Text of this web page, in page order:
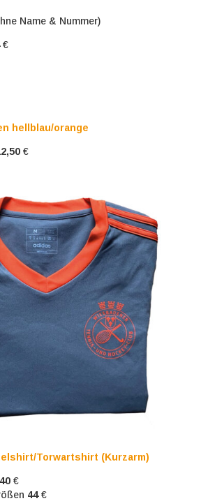
Name & Nummer)
€
hellblau/orange
€
Torwartshirt (Kurzarm)
40 €
44€